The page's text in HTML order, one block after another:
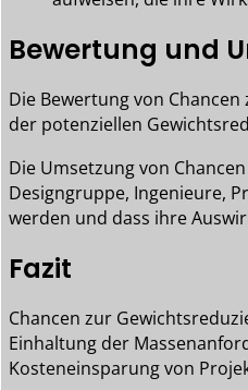
Bewertung und
Die Bewertung von
der potenziellen
Die Umsetzung von
Designgruppe, Ingenieure,
werden und dass ihre
Fazit
Chancen zur
Einhaltung der
Kosteneinsparung von